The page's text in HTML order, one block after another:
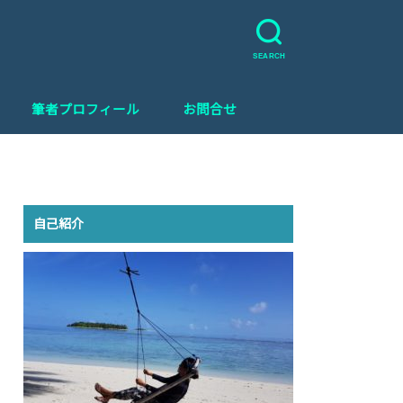
SEARCH
筆者プロフィール お問合せ
自己紹介